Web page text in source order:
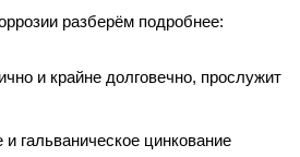
разберём подробнее:
и крайне долговечно, прослужит
гальваническое цинкование